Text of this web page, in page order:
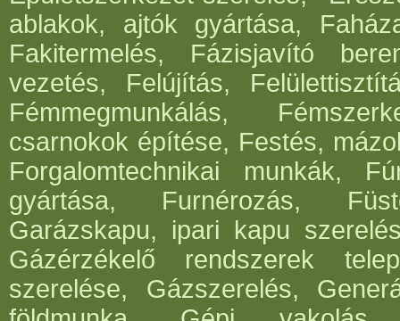
ablakok, ajtók gyártása,
Fakitermelés, Fázisjavító
vezetés, Felújítás,
Fémmegmunkálás,
csarnokok építése, Festés,
Forgalomtechnikai munkák,
gyártása, Furnérozás,
Garázskapu, ipari kapu
Gázérzékelő rendszerek
szerelése, Gázszerelés,